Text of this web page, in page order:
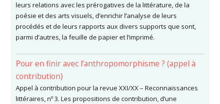
leurs relations avec les prérogatives de la littérature, de la
poésie et des arts visuels, d’enrichir l’analyse de leurs
procédés et de leurs rapports aux divers supports que sont,
parmi d’autres, la feuille de papier et l’imprimé.
Pour en finir avec l’anthropomorphisme ? (appel à
contribution)
Appel à contribution pour la revue XXI/XX – Reconnaissances
littéraires, nº 3. Les propositions de contribution, d’une